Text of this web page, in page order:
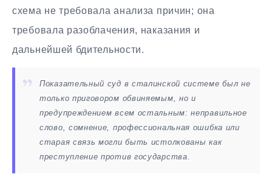
схема не требовала анализа причин; она
требовала разоблачения, наказания и
дальнейшей бдительности.
Показательный суд в сталинской системе был не
только приговором обвиняемым, но и
предупреждением всем остальным: неправильное
слово, сомнение, профессиональная ошибка или
старая связь могли быть истолкованы как
преступление против государства.